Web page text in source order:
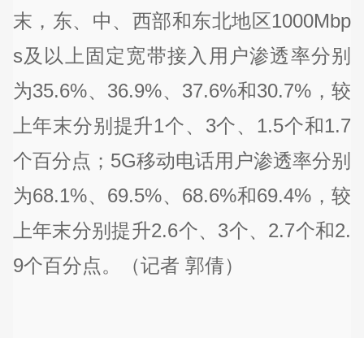
末，东、中、西部和东北地区1000Mbp
s及以上固定宽带接入用户渗透率分别
为35.6%、36.9%、37.6%和30.7%，较
上年末分别提升1个、3个、1.5个和1.7
个百分点；5G移动电话用户渗透率分别
为68.1%、69.5%、68.6%和69.4%，较
上年末分别提升2.6个、3个、2.7个和2.
9个百分点。（记者 郭倩）